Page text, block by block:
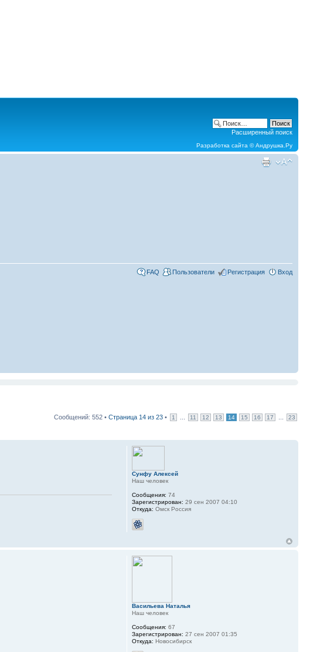
Расширенный поиск
Разработка сайта ©Андрушка.Ру
FAQ Пользователи Регистрация Вход
Сообщений: 552 • Страница 14 из 23 • 1 11 12 13 14 15 16 17 23
Сунфу Алексей
Наш человек
Сообщения: 74
Зарегистрирован: 29 сен 2007 04:10
Откуда: Омск Россия
Васильева Наталья
Наш человек
Сообщения: 67
Зарегистрирован: 27 сен 2007 01:35
Откуда: Новосибирск